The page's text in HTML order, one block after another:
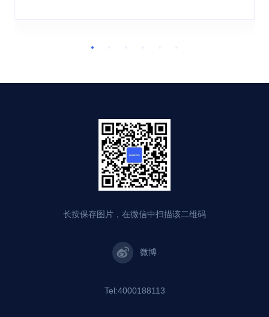
长按保存图片，在微信中扫描该二维码
微博
Tel:4000188113